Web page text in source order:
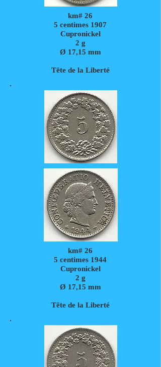
km# 26
5 centimes 1907
Cupronickel
2 g
Ø 17,15 mm
Tête de la Liberté
km# 26
5 centimes 1944
Cupronickel
2 g
Ø 17,15 mm
Tête de la Liberté